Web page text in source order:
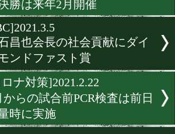
JPBAが協力
[速報]2021.4.3
石橋俊がPCR検査で陽性
[コロナ対策]2021.3.22
ボクシングは21時終了!4月